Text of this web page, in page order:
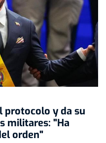
protocolo y da su
militares: "Ha
orden"